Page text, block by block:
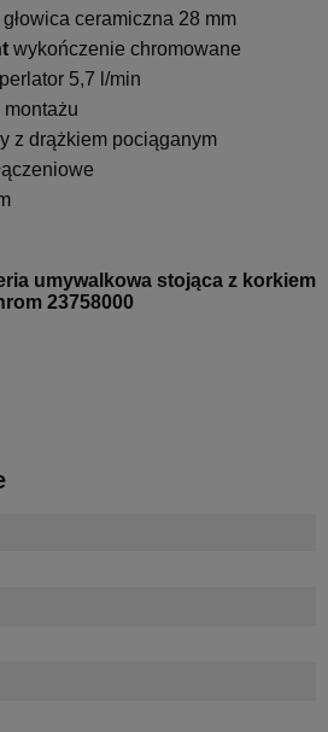
głowica ceramiczna 28 mm
wykończenie chromowane
perlator 5,7 l/min
z drążkiem pociąganym
umywalkowa stojąca z korkiem
23758000